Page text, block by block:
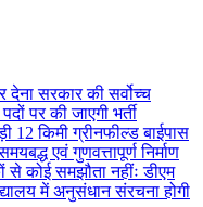
देना सरकार की सर्वोच्च
पर की जाएगी भर्ती
12 किमी ग्रीनफील्ड बाईपास
एवं गुणवत्तापूर्ण निर्माण
से कोई समझौता नहींः डीएम
में अनुसंधान संरचना होगी